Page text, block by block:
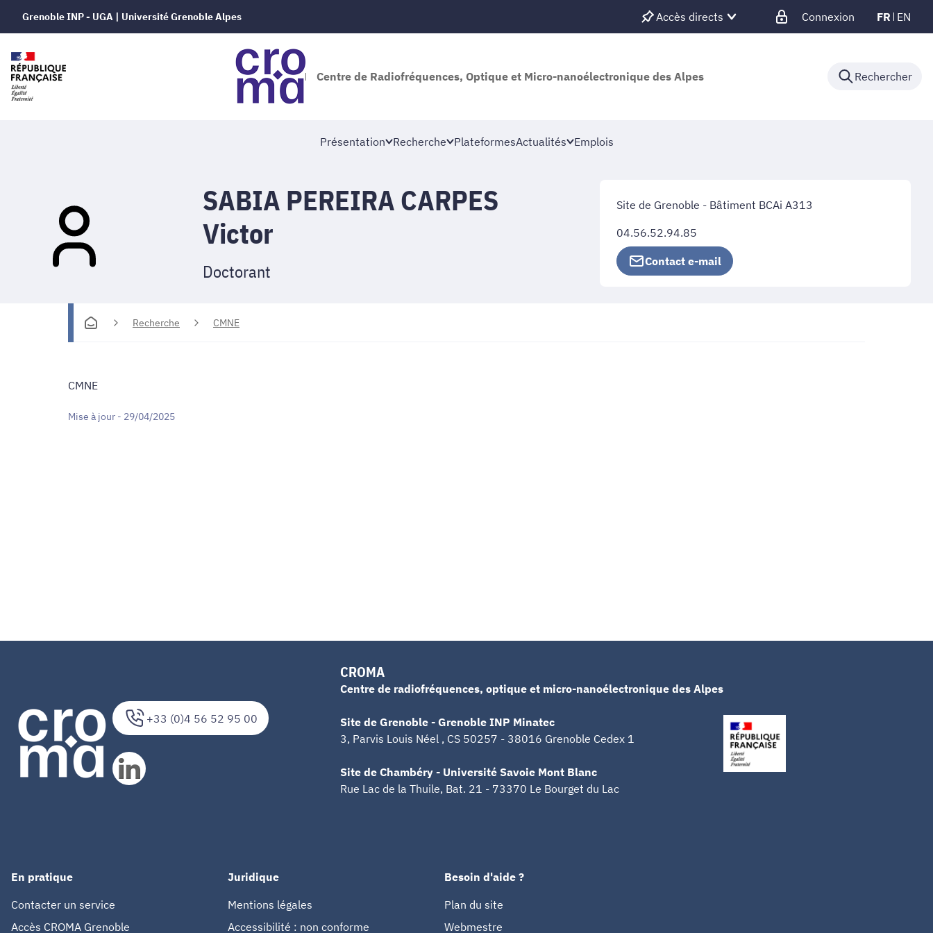
Grenoble INP - UGA | Université Grenoble Alpes Accès directs Connexion FR EN
Centre de Radiofréquences, Optique et Micro-nanoélectronique des Alpes Rechercher
Présentation Recherche PlateformesActualités Emplois
SABIA PEREIRA CARPES
Victor
Doctorant
Site de Grenoble - Bâtiment BCAi A313
04.56.52.94.85
Contact e-mail
Recherche CMNE
CMNE
Mise à jour - 29/04/2025
+33 (0)4 56 52 95 00
CROMA
Centre de radiofréquences, optique et micro-nanoélectronique des Alpes
Site de Grenoble - Grenoble INP Minatec
3, Parvis Louis Néel , CS 50257 - 38016 Grenoble Cedex 1
Site de Chambéry - Université Savoie Mont Blanc
Rue Lac de la Thuile, Bat. 21 - 73370 Le Bourget du Lac
En pratique
Contacter un service
Accès CROMA Grenoble
Juridique
Mentions légales
Accessibilité : non conforme
Besoin d'aide ?
Plan du site
Webmestre